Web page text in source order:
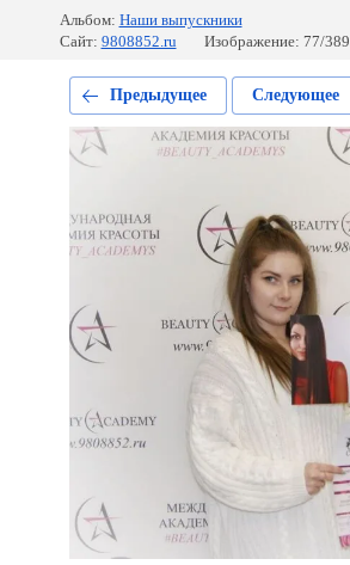
Альбом: Наши выпускники
Сайт: 9808852.ru Изображение: 77/389
Предыдущее Следующее